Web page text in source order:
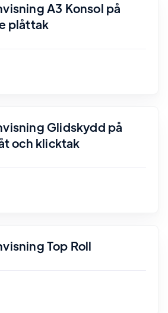
A3 Konsol på
plåttak
Glidskydd på
och klicktak
Top Roll